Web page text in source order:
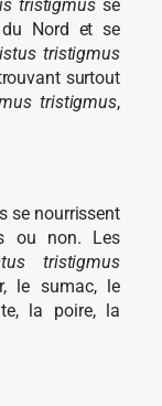
tristigmus se
du Nord et se
tristigmus
surtout
tristigmus,
se nourrissent
ou non. Les
tristigmus
le sumac, le
la poire, la